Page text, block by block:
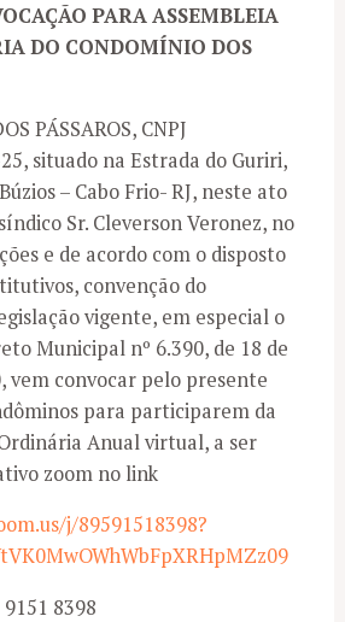
PARA ASSEMBLEIA
DO CONDOMÍNIO DOS
PÁSSAROS, CNPJ
situado na Estrada do Guriri,
– Cabo Frio- RJ, neste ato
Sr. Cleverson Veronez, no
e de acordo com o disposto
convenção do
vigente, em especial o
Municipal nº 6.390, de 18 de
vem convocar pelo presente
para participarem da
Anual virtual, a ser
zoom no link
j/89591518398?
8398